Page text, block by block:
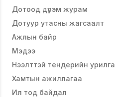
Дотоод дүрэм журам
Дотуур утасны жагсаалт
Ажлын байр
Мэдээ
Нээлттэй тендерийн урилга
Хамтын ажиллагаа
Ил тод байдал